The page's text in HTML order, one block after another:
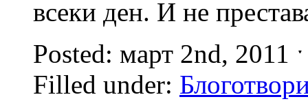
всеки ден. И не
Posted: март 2nd, 2011
Filled under: